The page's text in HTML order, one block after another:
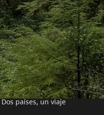
Industria de Viajes
Medios
Corporativo
简体中文 – China
En este sitio
Ideas de viaje
Consejos Prácticos
Dos países, un viaje